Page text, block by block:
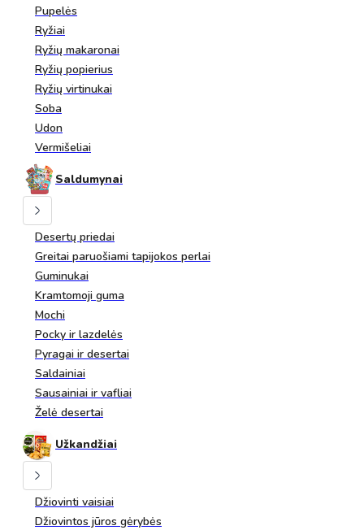
Pupelės
Ryžiai
Ryžių makaronai
Ryžių popierius
Ryžių virtinukai
Soba
Udon
Vermišeliai
Saldumynai
Desertų priedai
Greitai paruošiami tapijokos perlai
Guminukai
Kramtomoji guma
Mochi
Pocky ir lazdelės
Pyragai ir desertai
Saldainiai
Sausainiai ir vafliai
Želė desertai
Užkandžiai
Džiovinti vaisiai
Džiovintos jūros gėrybės